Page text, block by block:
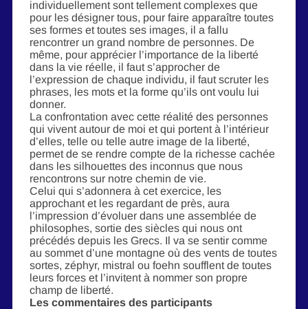
individuellement sont tellement complexes que
pour les désigner tous, pour faire apparaître toutes
ses formes et toutes ses images, il a fallu
rencontrer un grand nombre de personnes. De
même, pour apprécier l’importance de la liberté
dans la vie réelle, il faut s’approcher de
l’expression de chaque individu, il faut scruter les
phrases, les mots et la forme qu’ils ont voulu lui
donner.
La confrontation avec cette réalité des personnes
qui vivent autour de moi et qui portent à l’intérieur
d’elles, telle ou telle autre image de la liberté,
permet de se rendre compte de la richesse cachée
dans les silhouettes des inconnus que nous
rencontrons sur notre chemin de vie.
Celui qui s’adonnera à cet exercice, les
approchant et les regardant de près, aura
l’impression d’évoluer dans une assemblée de
philosophes, sortie des siècles qui nous ont
précédés depuis les Grecs. Il va se sentir comme
au sommet d’une montagne où des vents de toutes
sortes, zéphyr, mistral ou foehn soufflent de toutes
leurs forces et l’invitent à nommer son propre
champ de liberté.
Les commentaires des participants